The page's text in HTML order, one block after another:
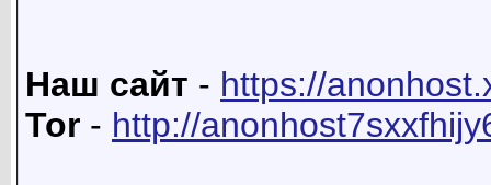
Наш сайт - https://
Tor - http://